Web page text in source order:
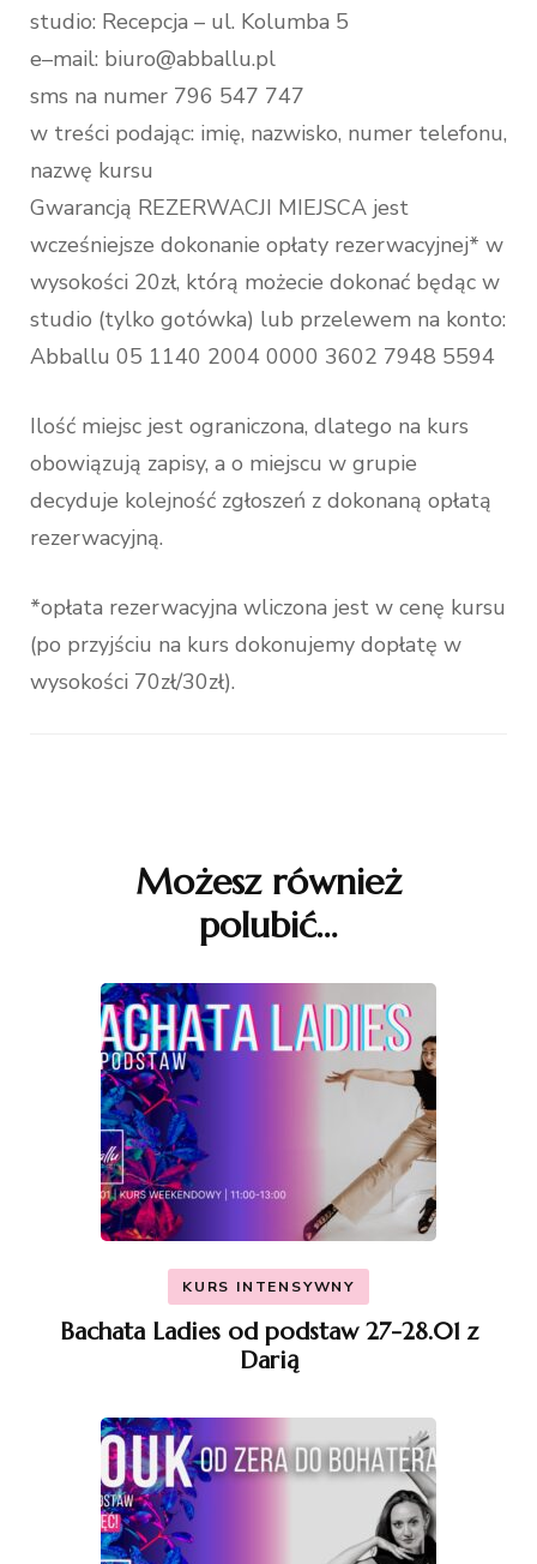
studio: Recepcja – ul. Kolumba 5
e–mail: biuro@abballu.pl
sms na numer 796 547 747
w treści podając: imię, nazwisko, numer telefonu,
nazwę kursu
Gwarancją REZERWACJI MIEJSCA jest
wcześniejsze dokonanie opłaty rezerwacyjnej* w
wysokości 20zł, którą możecie dokonać będąc w
studio (tylko gotówka) lub przelewem na konto:
Abballu 05 1140 2004 0000 3602 7948 5594
Ilość miejsc jest ograniczona, dlatego na kurs
obowiązują zapisy, a o miejscu w grupie
decyduje kolejność zgłoszeń z dokonaną opłatą
rezerwacyjną.
*opłata rezerwacyjna wliczona jest w cenę kursu
(po przyjściu na kurs dokonujemy dopłatę w
wysokości 70zł/30zł).
Możesz również
polubić…
KURS INTENSYWNY
Bachata Ladies od podstaw 27-28.01 z
Darią